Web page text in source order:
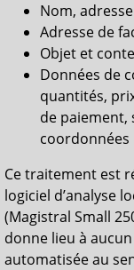
Nom,
Adresse de
Objet et
Données de
quantités,
de paiement,
coordonnées
Ce traitement est
logiciel d’analyse
(Magistral Small
donne lieu à
automatisée au